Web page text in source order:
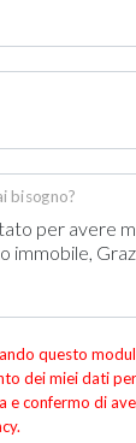
bisogno?
questo
dei miei dati
e confermo di